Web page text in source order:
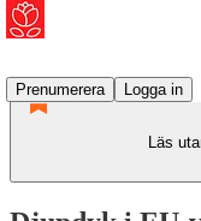
Prenumerera
Logga in
Läs